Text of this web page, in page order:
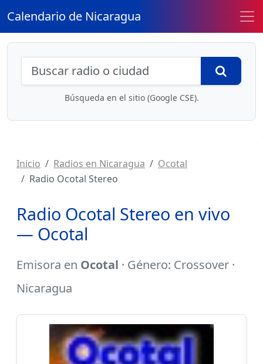
Calendario de Nicaragua
Búsqueda de radios y contenidos
Búsqueda en el sitio (Google CSE).
Inicio Radios en Nicaragua
Ocotal
Radio Ocotal Stereo
Radio Ocotal Stereo en vivo
— Ocotal
Emisora en Ocotal · Género: Crossover ·
Nicaragua